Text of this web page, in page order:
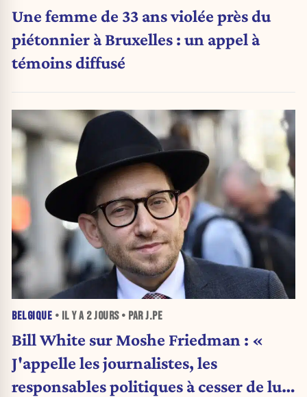
Une femme de 33 ans violée près du
piétonnier à Bruxelles : un appel à
témoins diffusé
BELGIQUE • IL Y A 2 JOURS• PAR J.PE
Bill White sur Moshe Friedman : «
J'appelle les journalistes, les
responsables politiques à cesser de lui